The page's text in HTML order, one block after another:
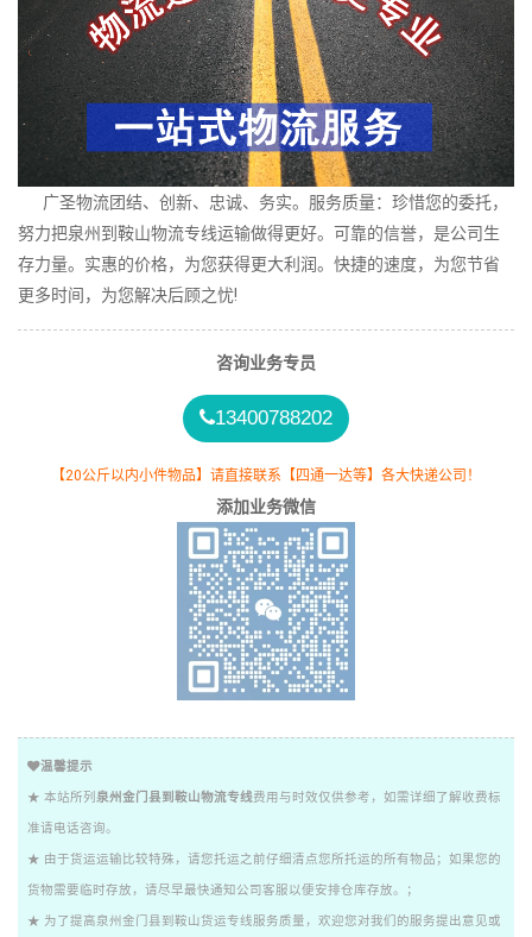
广圣物流团结、创新、忠诚、务实。服务质量：珍惜您的委托，
努力把泉州到鞍山物流专线运输做得更好。可靠的信誉，是公司生
存力量。实惠的价格，为您获得更大利润。快捷的速度，为您节省
更多时间，为您解决后顾之忧!
咨询业务专员
13400788202
【20公斤以内小件物品】请直接联系【四通一达等】各大快递公司！
添加业务微信
温馨提示
★ 本站所列 泉州金门县到鞍山物流专线费用与时效仅供参考，如需详细了解收费标
准请电话咨询。
★ 由于货运运输比较特殊，请您托运之前仔细清点您所托运的所有物品；如果您的
货物需要临时存放，请尽早最快通知公司客服以便安排仓库存放。；
★ 为了提高泉州金门县到鞍山货运专线服务质量，欢迎您对我们的服务提出意见或